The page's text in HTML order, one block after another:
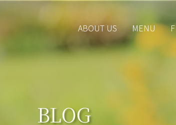
ABOUT US MENU
BLOG